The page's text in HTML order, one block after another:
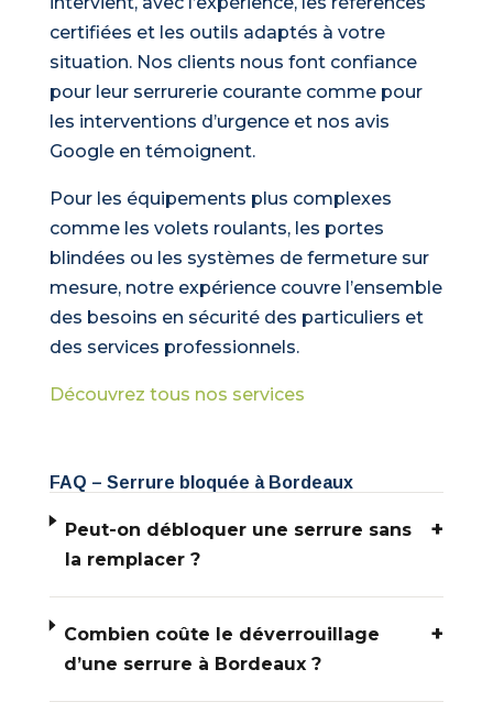
certifiées et les outils adaptés à votre
situation. Nos clients nous font confiance
pour leur serrurerie courante comme pour
les interventions d’urgence et nos avis
Google en témoignent.
Pour les équipements plus complexes
comme les volets roulants, les portes
blindées ou les systèmes de fermeture sur
mesure, notre expérience couvre l’ensemble
des besoins en sécurité des particuliers et
des services professionnels.
Découvrez tous nos services
FAQ – Serrure bloquée à Bordeaux
Peut-on débloquer une serrure sans
la remplacer ?
+
Combien coûte le déverrouillage
d’une serrure à Bordeaux ?
+